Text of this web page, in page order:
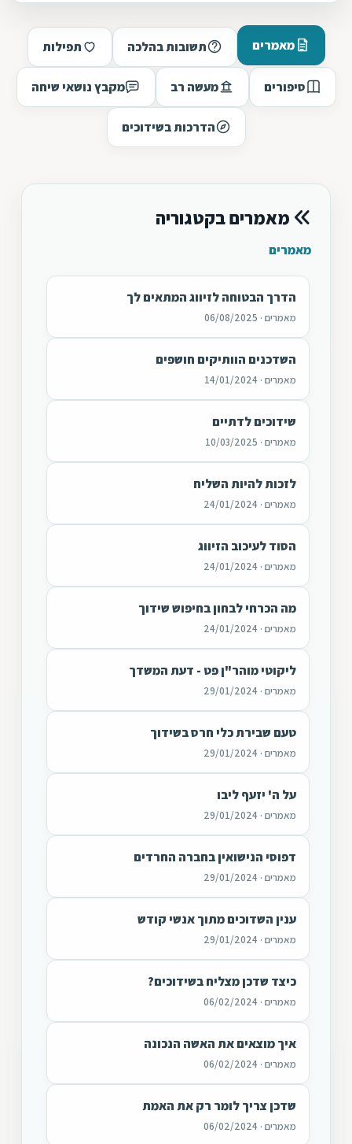
מאמרים תשובות בהלכה תפילות
סיפורים מעשה רב מקבץ נושאי שיחה
הדרכות בשידוכים
מאמרים בקטגוריה
מאמרים
הדרך הבטוחה לזיווג המתאים לך
מאמרים · 06/08/2025
השדכנים הוותיקים חושפים
מאמרים · 14/01/2024
שידוכים לדתיים
מאמרים · 10/03/2025
לזכות להיות השליח
מאמרים · 24/01/2024
הסוד לעיכוב הזיווג
מאמרים · 24/01/2024
מה הכרחי לבחון בחיפוש שידוך
מאמרים · 24/01/2024
ליקוטי מוהר"ן פט - דעת המשדך
מאמרים · 29/01/2024
טעם שבירת כלי חרס בשידוך
מאמרים · 29/01/2024
על ה' יזעף ליבו
מאמרים · 29/01/2024
דפוסי הנישואין בחברה החרדים
מאמרים · 29/01/2024
ענין השדוכים מתוך אנשי קודש
מאמרים · 29/01/2024
כיצד שדכן מצליח בשידוכים?
מאמרים · 06/02/2024
איך מוצאים את האשה הנכונה
מאמרים · 06/02/2024
שדכן צריך לומר רק את האמת
מאמרים · 06/02/2024